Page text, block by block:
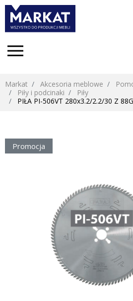
Markat Akcesoria meblowe
Piły i podcinaki
Piły
PIŁA PI-506VT 280x3.2/2.2/30 Z
Promocja